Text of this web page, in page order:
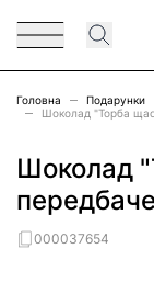
Головна Подарунки
Шоколад "Торба
Шоколад
000037654